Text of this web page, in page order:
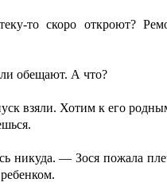
то скоро откроют?
обещают. А что?
взяли. Хотим к его
никуда. — Зося пожала